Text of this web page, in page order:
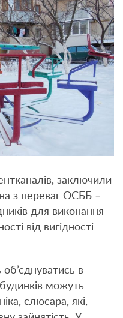
заключили
з переваг ОСББ –
для виконання
від вигідності
в
можуть
слюсара, які,